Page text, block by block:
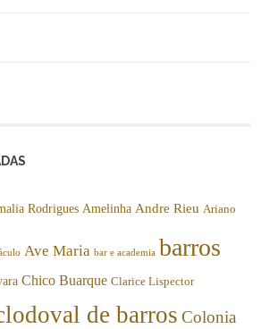
Rodrigues Amelinha Andre Rieu Ariano
Ave Maria bar e academia barros
Chico Buarque Clarice Lispector
de barros Colonia